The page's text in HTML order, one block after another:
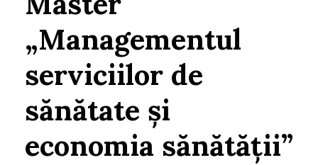
„Managementul
serviciilor de
sănătate și
economia sănătății”